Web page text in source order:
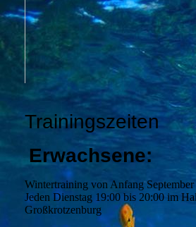
Trainingszeiten
Erwachsene:
Wintertraining von Anfang
Jeden Dienstag 19:00 bis 20:00 im
Großkrotzenburg